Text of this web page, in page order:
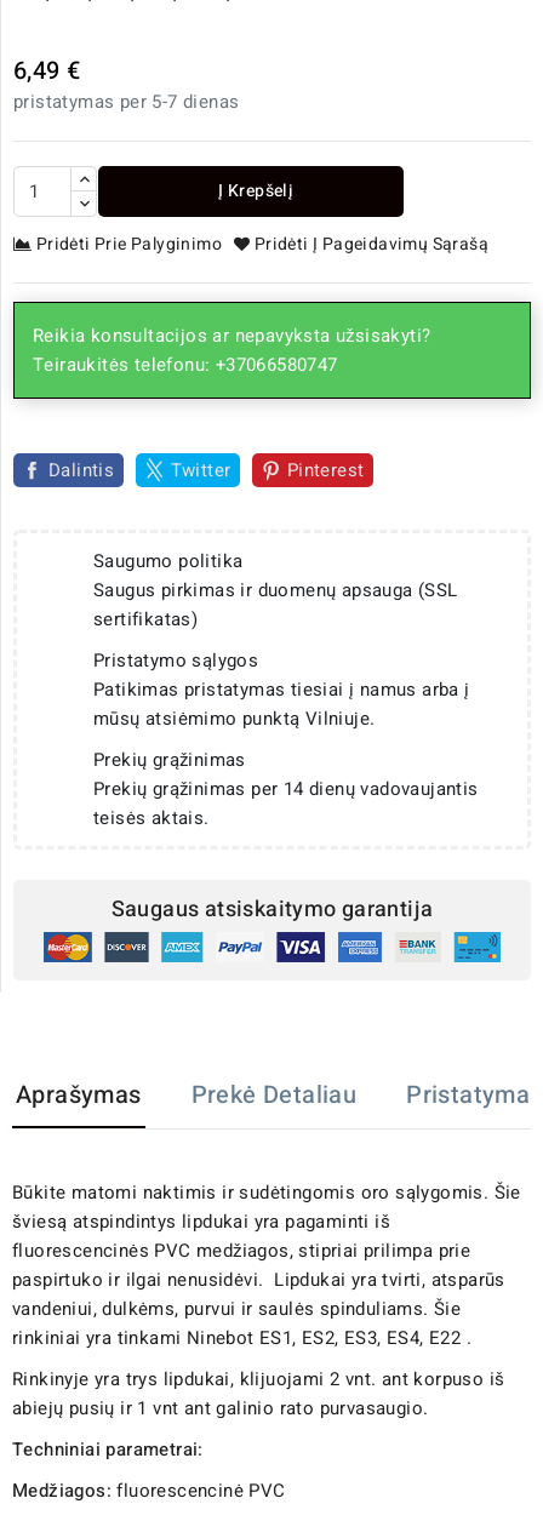
6,49 €
pristatymas per 5-7 dienas
Į Krepšelį
Pridėti Prie Palyginimo Pridėti Į Pageidavimų Sąrašą
Reikia konsultacijos ar nepavyksta užsisakyti?
Teiraukitės telefonu: +37066580747
Dalintis Twitter Pinterest
Saugumo politika
Saugus pirkimas ir duomenų apsauga (SSL
sertifikatas)
Pristatymo sąlygos
Patikimas pristatymas tiesiai į namus arba į
mūsų atsiėmimo punktą Vilniuje.
Prekių grąžinimas
Prekių grąžinimas per 14 dienų vadovaujantis
teisės aktais.
Saugaus atsiskaitymo garantija
Aprašymas Prekė Detaliau Pristatymas
Būkite matomi naktimis ir sudėtingomis oro sąlygomis. Šie
šviesą atspindintys lipdukai yra pagaminti iš
fluorescencinės PVC medžiagos, stipriai prilimpa prie
paspirtuko ir ilgai nenusidėvi. Lipdukai yra tvirti, atsparūs
vandeniui, dulkėms, purvui ir saulės spinduliams. Šie
rinkiniai yra tinkami Ninebot ES1, ES2, ES3, ES4, E22 .
Rinkinyje yra trys lipdukai, klijuojami 2 vnt. ant korpuso iš
abiejų pusių ir 1 vnt ant galinio rato purvasaugio.
Techniniai parametrai:
Medžiagos: fluorescencinė PVC